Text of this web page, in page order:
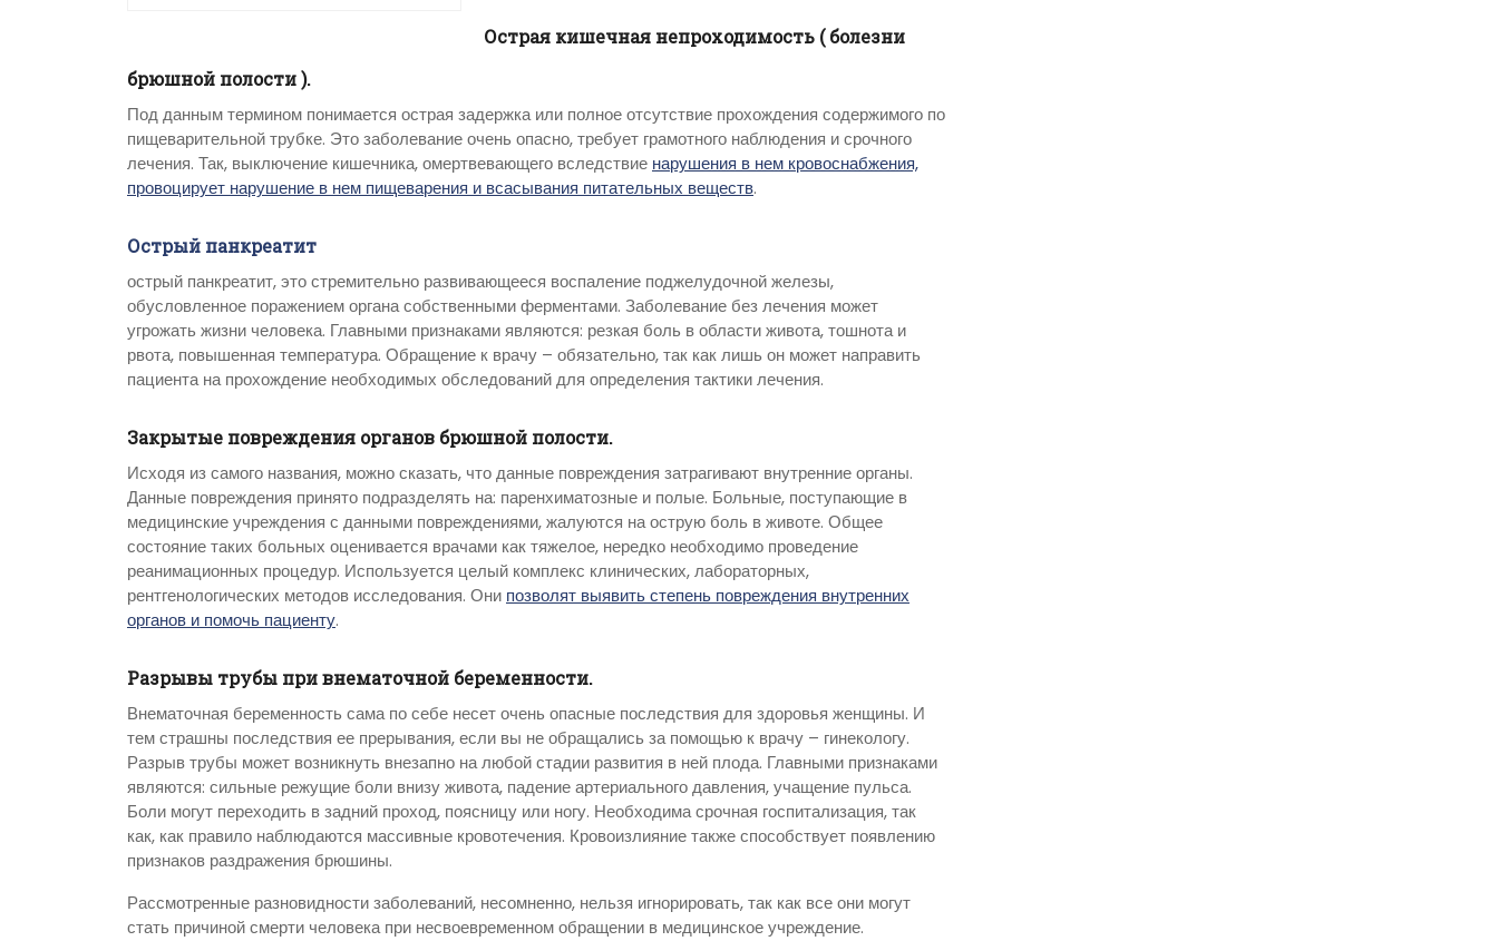
Острая кишечная непроходимость ( болезни
брюшной полости ).
Под данным термином понимается острая задержка или полное отсутствие прохождения содержимого по
пищеварительной трубке. Это заболевание очень опасно, требует грамотного наблюдения и срочного
лечения. Так, выключение кишечника, омертвевающего вследствие нарушения в нем кровоснабжения,
провоцирует нарушение в нем пищеварения и всасывания питательных веществ.
Острый панкреатит
острый панкреатит, это стремительно развивающееся воспаление поджелудочной железы,
обусловленное поражением органа собственными ферментами. Заболевание без лечения может
угрожать жизни человека. Главными признаками являются: резкая боль в области живота, тошнота и
рвота, повышенная температура. Обращение к врачу – обязательно, так как лишь он может направить
пациента на прохождение необходимых обследований для определения тактики лечения.
Закрытые повреждения органов брюшной полости.
Исходя из самого названия, можно сказать, что данные повреждения затрагивают внутренние органы.
Данные повреждения принято подразделять на: паренхиматозные и полые. Больные, поступающие в
медицинские учреждения с данными повреждениями, жалуются на острую боль в животе. Общее
состояние таких больных оценивается врачами как тяжелое, нередко необходимо проведение
реанимационных процедур. Используется целый комплекс клинических, лабораторных,
рентгенологических методов исследования. Они позволят выявить степень повреждения внутренних
органов и помочь пациенту.
Разрывы трубы при внематочной беременности.
Внематочная беременность сама по себе несет очень опасные последствия для здоровья женщины. И
тем страшны последствия ее прерывания, если вы не обращались за помощью к врачу – гинекологу.
Разрыв трубы может возникнуть внезапно на любой стадии развития в ней плода. Главными признаками
являются: сильные режущие боли внизу живота, падение артериального давления, учащение пульса.
Боли могут переходить в задний проход, поясницу или ногу. Необходима срочная госпитализация, так
как, как правило наблюдаются массивные кровотечения. Кровоизлияние также способствует появлению
признаков раздражения брюшины.
Рассмотренные разновидности заболеваний, несомненно, нельзя игнорировать, так как все они могут
стать причиной смерти человека при несвоевременном обращении в медицинское учреждение.